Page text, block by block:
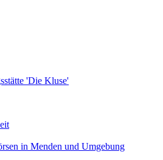
'Die Kluse'
in Menden und Umgebung